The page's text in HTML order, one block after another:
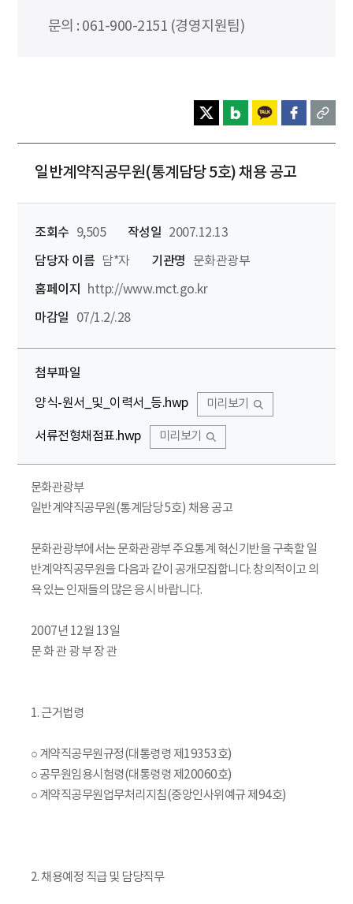
문의 : 061-900-2151 (경영지원팀)
일반계약직공무원(통계담당 5호) 채용 공고
조회수 9,505 작성일
2007.12.13
담당자 이름 담*자 기관명
문화관광부
홈페이지
http://www.mct.go.kr
마감일
07/1.2/.28
첨부파일
양식-원서_및_이력서_등.hwp 미리보기
서류전형채점표.hwp 미리보기
문화관광부
일반계약직공무원(통계담당 5호) 채용 공고
문화관광부에서는 문화관광부 주요통계 혁신기반을 구축할 일
반계약직공무원을 다음과 같이 공개모집합니다. 창의적이고 의
욕 있는 인재들의 많은 응시 바랍니다.
2007년 12월 13일
문 화 관 광 부 장 관
1. 근거법령
○ 계약직공무원규정(대통령령 제19353호)
○ 공무원임용시험령(대통령령 제20060호)
○ 계약직공무원업무처리지침(중앙인사위예규 제94호)
2. 채용예정 직급 및 담당직무